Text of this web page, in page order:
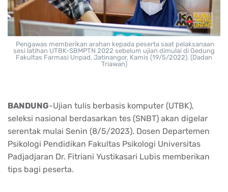
Pengawas memberikan arahan kepada peserta saat pelaksanaan
sesi latihan UTBK-SBMPTN 2022 sebelum ujian dimulai di Gedung
Fakultas Farmasi Unpad, Jatinangor, Kamis (19/5/2022). (Dadan
Triawan)
BANDUNG-Ujian tulis berbasis komputer (UTBK),
seleksi nasional berdasarkan tes (SNBT) akan digelar
serentak mulai Senin (8/5/2023). Dosen Departemen
Psikologi Pendidikan Fakultas Psikologi Universitas
Padjadjaran Dr. Fitriani Yustikasari Lubis memberikan
tips bagi peserta.